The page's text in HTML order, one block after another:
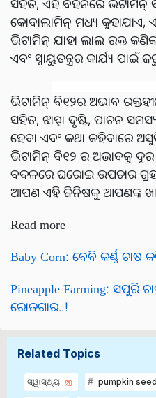
ସହିତ, ଏହି ବିହନରେ ଭିଟାମିନ୍ ବି
କୋବାଲାମିନ୍ ମଧ୍ୟ କୁହାଯାଏ,
ଭିଟାମିନ୍ ଯାହା ଲାଲ ରକ୍ତ
ଏବଂ ସ୍ନାୟୁତନ୍ତ୍ରର କାର୍ଯ୍ୟ ପାଇଁ
ଭିଟାମିନ୍ ବି୧୨ର ଅଭାବ
ସହିତ, ଝାପ୍ସା ଦୃଷ୍ଟି, ପାଚନ
ହେବା ଏବଂ କଥା କହିବାରେ
ଭିଟାମିନ୍ ବି୧୨ ର ଅଭାବକୁ ଦୂର
ବଦଳରେ ଘରୋଇ ଉପଚାର
ଆପଣ ଏହି ଜିନିଷକୁ ଆପଣଙ୍କ
Read more
Baby Corn: ବେବି କର୍ଣ୍ଣ ଚାଷ
Pineapple Farming: ସପୁରି
ରୋଜଗାର..!
Related Topics
ସ୍ୱାସ୍ଥ୍ୟ pumpkin